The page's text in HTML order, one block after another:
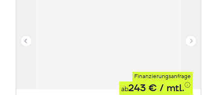
Finanzierungsanfrage
ab243 € / mtl.